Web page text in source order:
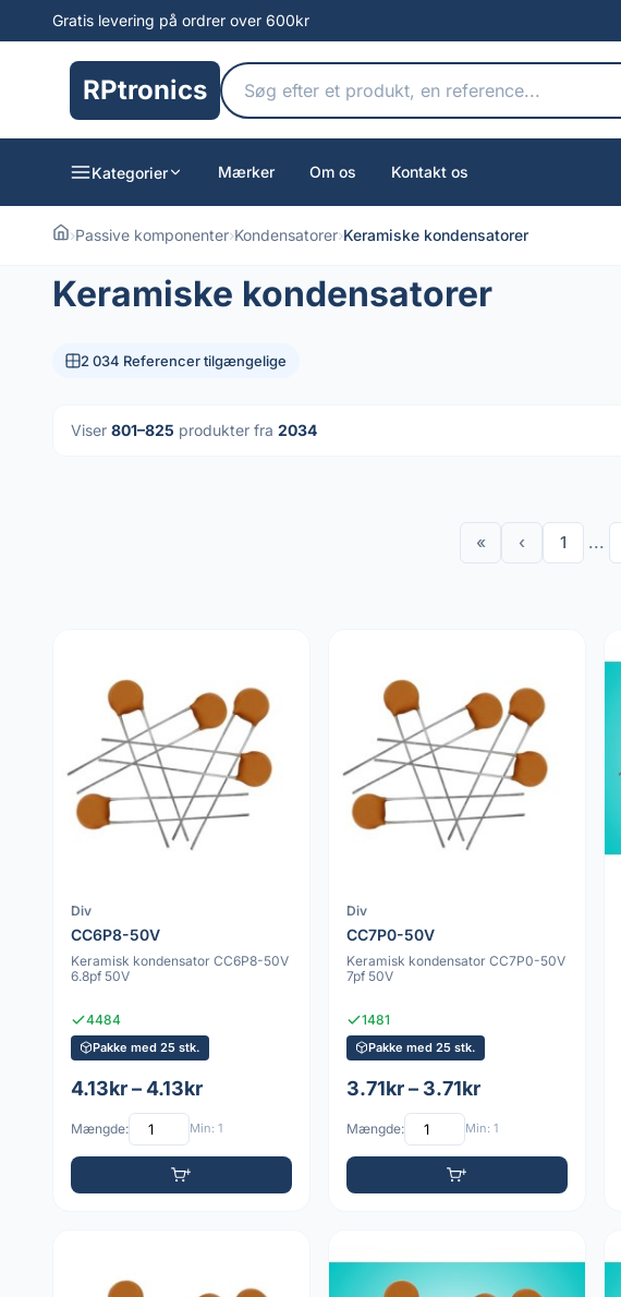
Gratis levering på ordrer over 600kr
RPtronics
Kategorier Mærker Om os Kontakt os
›Passive komponenter›Kondensatorer›Keramiske kondensatorer
Keramiske kondensatorer
2 034 Referencer tilgængelige
Viser 801–825 produkter fra 2034
« ‹ 1 ...
Div
CC6P8-50V
Keramisk kondensator CC6P8-50V
6.8pf 50V
4484
Pakke med 25 stk.
4.13kr – 4.13kr
Mængde: Min: 1
Div
CC7P0-50V
Keramisk kondensator CC7P0-50V
7pf 50V
1481
Pakke med 25 stk.
3.71kr – 3.71kr
Mængde: Min: 1